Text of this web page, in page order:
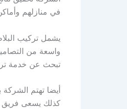
في منازلهم
يشمل تركيب
واسعة من
تبحث عن خدمة
أيضا تهتم
كذلك يسعى فريق